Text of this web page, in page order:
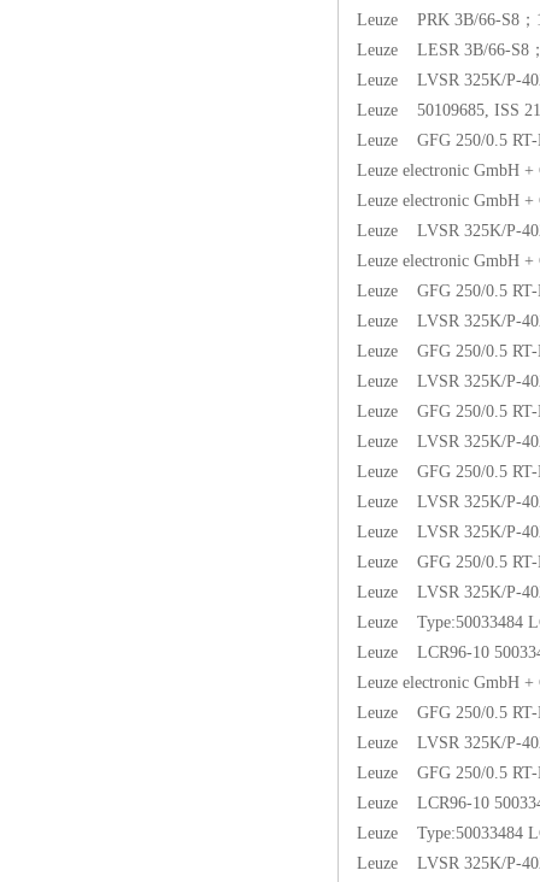
Leuze PRK 3B/66-S8；
Leuze LESR 3B/66-S8
Leuze LVSR 325K/P-
Leuze 50109685, ISS
Leuze GFG 250/0.5 RT-
Leuze electronic GmbH
Leuze electronic GmbH
Leuze LVSR 325K/P-
Leuze electronic GmbH
Leuze GFG 250/0.5 RT-
Leuze LVSR 325K/P-
Leuze GFG 250/0.5 RT-
Leuze LVSR 325K/P-
Leuze GFG 250/0.5 RT-
Leuze LVSR 325K/P-
Leuze GFG 250/0.5 RT-
Leuze LVSR 325K/P-
Leuze LVSR 325K/P-
Leuze GFG 250/0.5 RT-
Leuze LVSR 325K/P-
Leuze Type:50033484
Leuze LCR96-10
Leuze electronic GmbH
Leuze GFG 250/0.5 RT-
Leuze LVSR 325K/P-
Leuze GFG 250/0.5
Leuze LCR96-10
Leuze Type:50033484
Leuze LVSR 325K/P-